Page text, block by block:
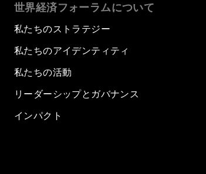
世界経済フォーラムについて
私たちのストラテジー
私たちのアイデンティティ
私たちの活動
リーダーシップとガバナンス
インパクト